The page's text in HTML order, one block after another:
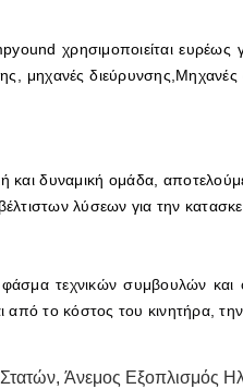
χρησιμοποιείται
μηχανές
και δυναμική ομάδα,
λύσεων για την
τεχνικών συμβουλών και
από το κόστος του κινητήρα,
, Άνεμος Εξοπλισμός